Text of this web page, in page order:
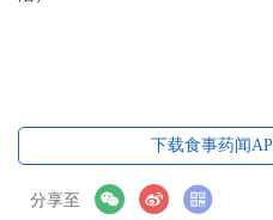
下载食事药闻
分享至